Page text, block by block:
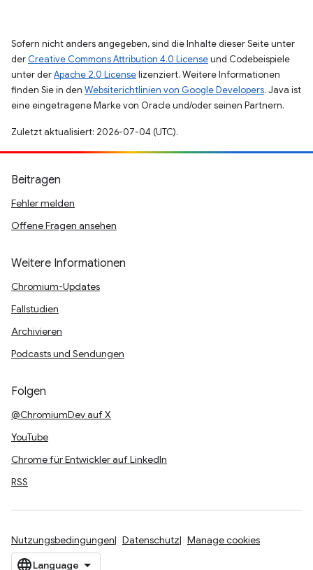
Sofern nicht anders angegeben, sind die Inhalte dieser Seite unter
der Creative Commons Attribution 4.0 Licenseund Codebeispiele
unter derApache 2.0 Licenselizenziert. Weitere Informationen
finden Sie in den Websiterichtlinien von Google Developers. Java ist
eine eingetragene Marke von Oracle und/oder seinen Partnern.
Zuletzt aktualisiert: 2026-07-04 (UTC).
Beitragen
Fehler melden
Offene Fragen ansehen
Weitere Informationen
Chromium-Updates
Fallstudien
Archivieren
Podcasts und Sendungen
Folgen
@ChromiumDev auf X
YouTube
Chrome für Entwickler auf LinkedIn
RSS
Nutzungsbedingungen Datenschutz Manage cookies